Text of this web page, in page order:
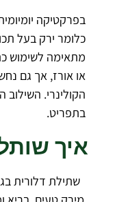
בפרקטיקה
כלומר ירק בעל
מתאימה לשימוש
או אורז, אך גם
הקולינרי.
בתפריט.
איך
שתילת דלורית